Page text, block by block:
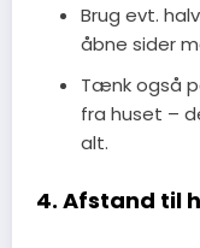
Brug evt.
åbne sider
Tænk også
fra huset –
alt.
4. Afstand til